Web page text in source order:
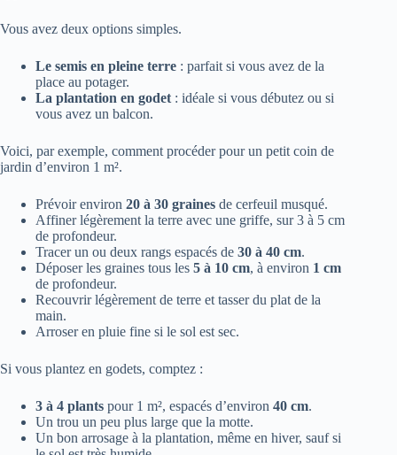
Vous avez deux options simples.
Le semis en pleine terre : parfait si vous avez de la
place au potager.
La plantation en godet : idéale si vous débutez ou si
vous avez un balcon.
Voici, par exemple, comment procéder pour un petit coin de
jardin d’environ 1 m².
Prévoir environ 20 à 30 graines de cerfeuil musqué.
Affiner légèrement la terre avec une griffe, sur 3 à 5 cm
de profondeur.
Tracer un ou deux rangs espacés de 30 à 40 cm.
Déposer les graines tous les 5 à 10 cm, à environ 1 cm
de profondeur.
Recouvrir légèrement de terre et tasser du plat de la
main.
Arroser en pluie fine si le sol est sec.
Si vous plantez en godets, comptez :
3 à 4 plants pour 1 m², espacés d’environ 40 cm.
Un trou un peu plus large que la motte.
Un bon arrosage à la plantation, même en hiver, sauf si